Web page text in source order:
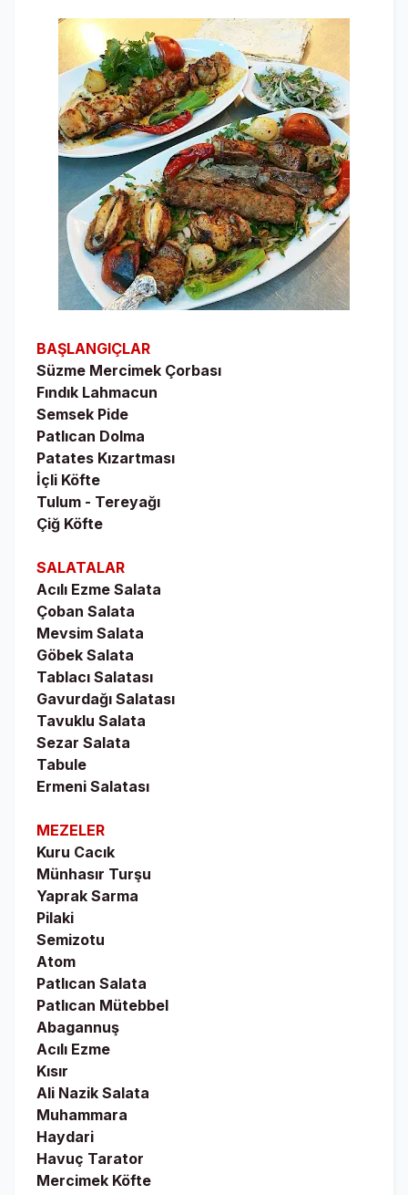
BAŞLANGIÇLAR
Süzme Mercimek Çorbası
Fındık Lahmacun
Semsek Pide
Patlıcan Dolma
Patates Kızartması
İçli Köfte
Tulum - Tereyağı
Çiğ Köfte
SALATALAR
Acılı Ezme Salata
Çoban Salata
Mevsim Salata
Göbek Salata
Tablacı Salatası
Gavurdağı Salatası
Tavuklu Salata
Sezar Salata
Tabule
Ermeni Salatası
MEZELER
Kuru Cacık
Münhasır Turşu
Yaprak Sarma
Pilaki
Semizotu
Atom
Patlıcan Salata
Patlıcan Mütebbel
Abagannuş
Acılı Ezme
Kısır
Ali Nazik Salata
Muhammara
Haydari
Havuç Tarator
Mercimek Köfte